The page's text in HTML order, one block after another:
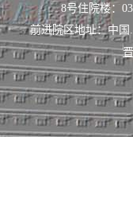
8号住院楼：
前进院区地址：中